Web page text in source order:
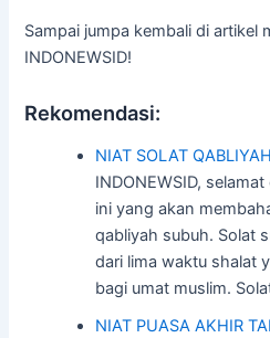
Sampai jumpa kembali di artikel
INDONEWSID!
Rekomendasi:
NIAT SOLAT
INDONEWSID,
ini yang akan
qabliyah subuh. Solat
dari lima waktu shalat
bagi umat muslim.
NIAT PUASA AKHIR